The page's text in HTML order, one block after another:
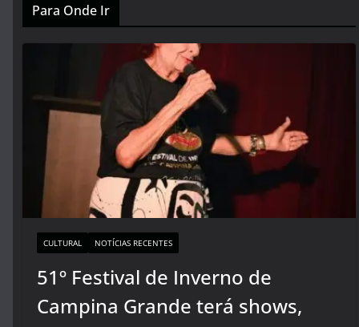
Para Onde Ir
CULTURAL NOTÍCIAS RECENTES
51º Festival de Inverno de
Campina Grande terá shows,